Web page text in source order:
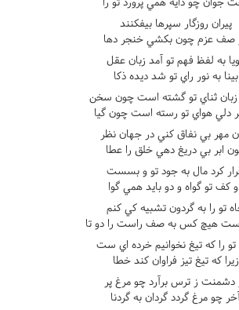
پيران روزگار سپرها بيفکنند
صف عزم چون بکشي خنجر دها
به لفظ فهم تو آمد زبان عقل
بينا به نور راي تو شد ديده ذکا
زبان ثناي تو گشته است چون سخن
دلي هواي تو رسته است چون گيا
مهر بي نفاق کني در جهان نظر
ابر بي دريغ دهي خلق را عطا
کرد مال به جود تو و بسست
کف تو گواه و دو بايد همي گوا
تو را به گردون تشبيه کي کنم
هيچ کس به صف راست را دو تا
را که تيغ نخوانيم خرده اي ست
زيرا که تيغ تيز فراوان کند خطا
دشمنت ز ترس برآرد چو مرغ پر
چو مرغ گردد گردان به گردنا